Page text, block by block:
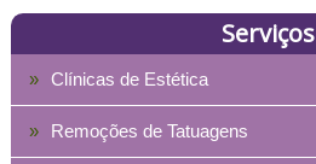
Serviços
Clínicas de Estética
Remoções de Tatuagens